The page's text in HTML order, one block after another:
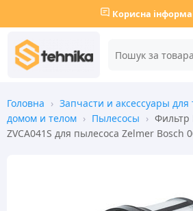
Корисна
Головна › Запчасти и аксессуары для
домом и телом › Пылесосы › Фильтр
ZVCA041S для пылесоса Zelmer Bosch